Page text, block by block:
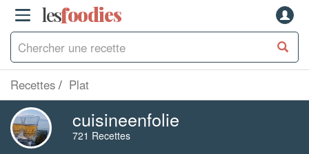
lesfoodies
Recettes Plat
cuisineenfolie
721 Recettes